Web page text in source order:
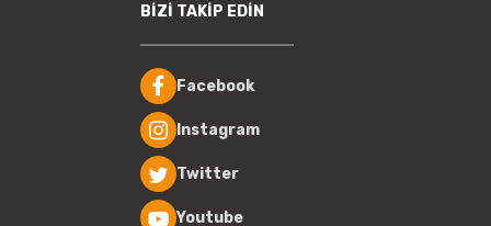
BİZİ TAKİP EDİN
Facebook
Instagram
Twitter
Youtube